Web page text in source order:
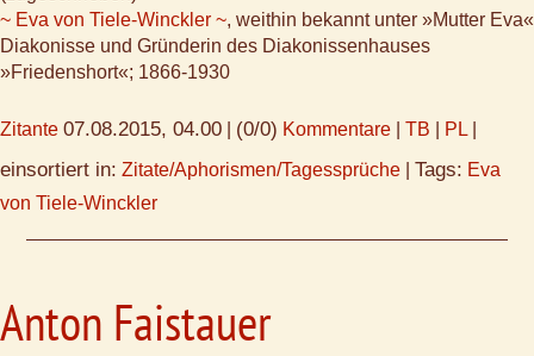
~ Eva von Tiele-Winckler ~, weithin bekannt unter »Mutter Eva«
Diakonisse und Gründerin des Diakonissenhauses
»Friedenshort«; 1866-1930
Zitante 07.08.2015, 04.00 (0/0) Kommentare TB PL
einsortiert in: Zitate/Aphorismen/Tagessprüche Tags: Eva
von Tiele-Winckler
Anton Faistauer